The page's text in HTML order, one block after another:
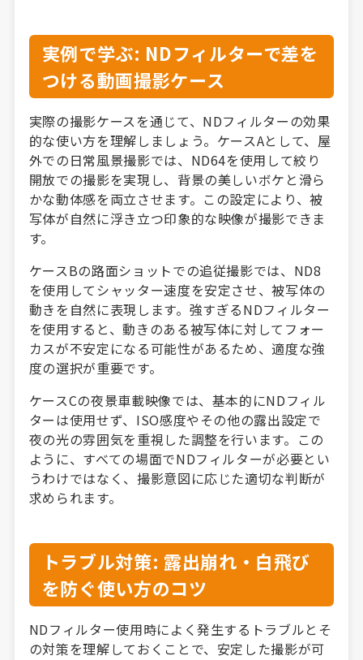
実例で学ぶ: NDフィルターで差を
つける動画撮影ケース
実際の撮影ケースを通じて、NDフィルターの効果
的な使い方を理解しましょう。ケースAとして、屋
外での日常風景撮影では、ND64を使用して絞り
開放での撮影を実現し、背景の美しいボケと滑ら
かな動体感を両立させます。この設定により、被
写体が自然に浮き立つ印象的な映像が撮影できま
す。
ケースBの路面ショットでの追従撮影では、ND8
を使用してシャッター速度を安定させ、被写体の
動きを自然に表現します。強すぎるNDフィルター
を使用すると、動きのある被写体に対してフォー
カスが不安定になる可能性があるため、適度な強
度の選択が重要です。
ケースCの夜景車載映像では、基本的にNDフィル
ターは使用せず、ISO感度やその他の露出設定で
夜の光の雰囲気を重視した調整を行います。この
ように、すべての場面でNDフィルターが必要とい
うわけではなく、撮影意図に応じた適切な判断が
求められます。
トラブル対策: 露出崩れ・白飛び
を防ぐ使い方のコツ
NDフィルター使用時によく発生するトラブルとそ
の対策を理解しておくことで、安定した撮影が可